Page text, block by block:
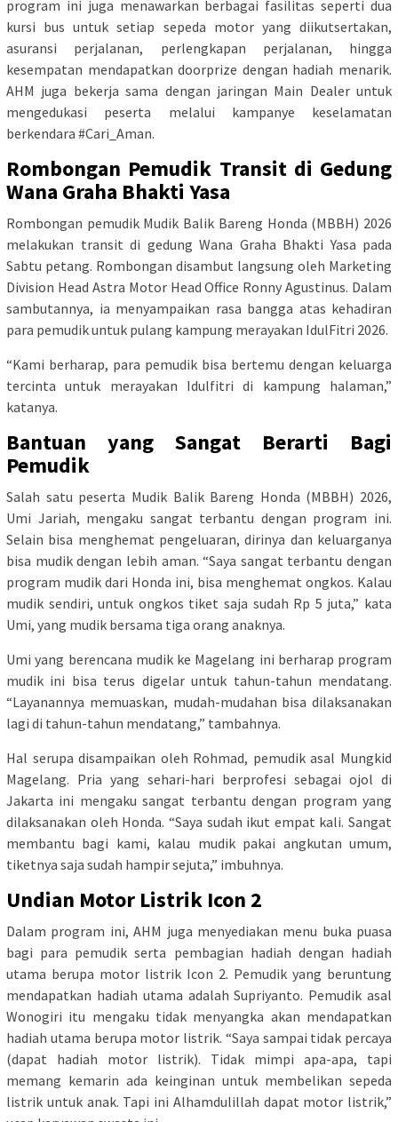
program ini juga menawarkan berbagai fasilitas seperti dua
kursi bus untuk setiap sepeda motor yang diikutsertakan,
asuransi perjalanan, perlengkapan perjalanan, hingga
kesempatan mendapatkan doorprize dengan hadiah menarik.
AHM juga bekerja sama dengan jaringan Main Dealer untuk
mengedukasi peserta melalui kampanye keselamatan
berkendara #Cari_Aman.
Rombongan Pemudik Transit di Gedung
Wana Graha Bhakti Yasa
Rombongan pemudik Mudik Balik Bareng Honda (MBBH) 2026
melakukan transit di gedung Wana Graha Bhakti Yasa pada
Sabtu petang. Rombongan disambut langsung oleh Marketing
Division Head Astra Motor Head Office Ronny Agustinus. Dalam
sambutannya, ia menyampaikan rasa bangga atas kehadiran
para pemudik untuk pulang kampung merayakan IdulFitri 2026.
“Kami berharap, para pemudik bisa bertemu dengan keluarga
tercinta untuk merayakan Idulfitri di kampung halaman,”
katanya.
Bantuan yang Sangat Berarti Bagi
Pemudik
Salah satu peserta Mudik Balik Bareng Honda (MBBH) 2026,
Umi Jariah, mengaku sangat terbantu dengan program ini.
Selain bisa menghemat pengeluaran, dirinya dan keluarganya
bisa mudik dengan lebih aman. “Saya sangat terbantu dengan
program mudik dari Honda ini, bisa menghemat ongkos. Kalau
mudik sendiri, untuk ongkos tiket saja sudah Rp 5 juta,” kata
Umi, yang mudik bersama tiga orang anaknya.
Umi yang berencana mudik ke Magelang ini berharap program
mudik ini bisa terus digelar untuk tahun-tahun mendatang.
“Layanannya memuaskan, mudah-mudahan bisa dilaksanakan
lagi di tahun-tahun mendatang,” tambahnya.
Hal serupa disampaikan oleh Rohmad, pemudik asal Mungkid
Magelang. Pria yang sehari-hari berprofesi sebagai ojol di
Jakarta ini mengaku sangat terbantu dengan program yang
dilaksanakan oleh Honda. “Saya sudah ikut empat kali. Sangat
membantu bagi kami, kalau mudik pakai angkutan umum,
tiketnya saja sudah hampir sejuta,” imbuhnya.
Undian Motor Listrik Icon 2
Dalam program ini, AHM juga menyediakan menu buka puasa
bagi para pemudik serta pembagian hadiah dengan hadiah
utama berupa motor listrik Icon 2. Pemudik yang beruntung
mendapatkan hadiah utama adalah Supriyanto. Pemudik asal
Wonogiri itu mengaku tidak menyangka akan mendapatkan
hadiah utama berupa motor listrik. “Saya sampai tidak percaya
(dapat hadiah motor listrik). Tidak mimpi apa-apa, tapi
memang kemarin ada keinginan untuk membelikan sepeda
listrik untuk anak. Tapi ini Alhamdulillah dapat motor listrik,”